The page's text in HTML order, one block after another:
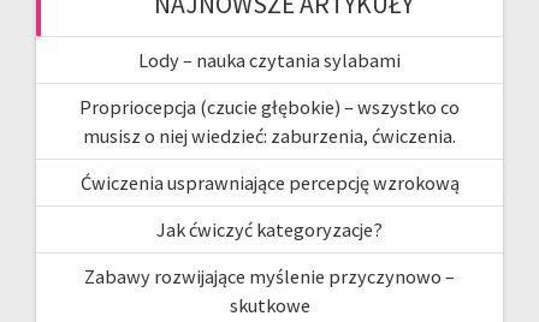
Lody – nauka czytania sylabami
Propriocepcja (czucie głębokie) – wszystko co
musisz o niej wiedzieć: zaburzenia, ćwiczenia.
Ćwiczenia usprawniające percepcję wzrokową
Jak ćwiczyć kategoryzacje?
Zabawy rozwijające myślenie przyczynowo –
skutkowe